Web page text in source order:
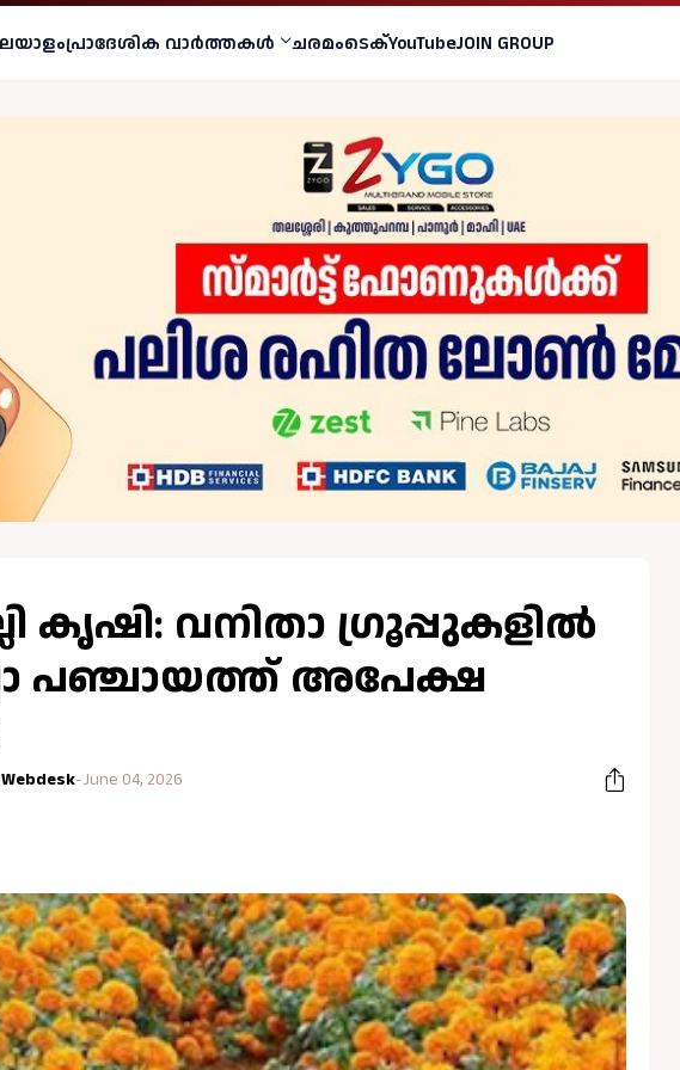
പ്രാദേശിക വാര്‍ത്തകള്‍ ചരമംടെക്YouTubeJOIN GROUP
കൃഷി: വനിതാ ഗ്രൂപ്പുകളിൽ
പഞ്ചായത്ത് അപേക്ഷ
-June 04, 2026